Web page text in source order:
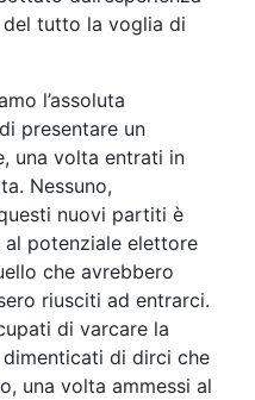
tutto la voglia di
l’assoluta
presentare un
una volta entrati in
Nessuno,
nuovi partiti è
potenziale elettore
che avrebbero
riusciti ad entrarci.
di varcare la
di dirci che
una volta ammessi al